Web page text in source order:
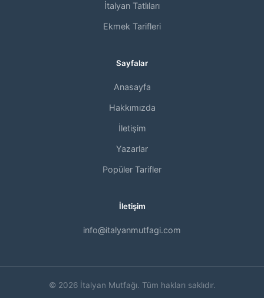
İtalyan Tatlıları
Ekmek Tarifleri
Sayfalar
Anasayfa
Hakkımızda
İletişim
Yazarlar
Popüler Tarifler
İletişim
info@italyanmutfagi.com
© 2026 İtalyan Mutfağı. Tüm hakları saklıdır.